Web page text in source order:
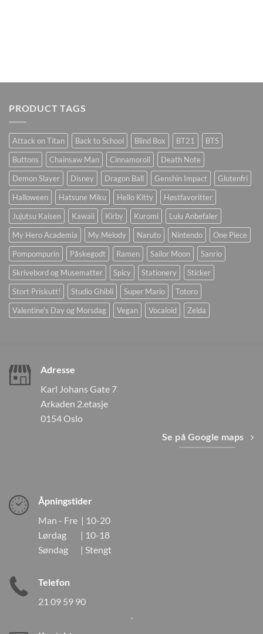
PRODUCT TAGS
Attack on Titan Back to School Blind Box BT21
BTS
Buttons
Chainsaw Man Cinnamoroll
Death Note
Demon Slayer
Disney Dragon Ball Genshin Impact
Glutenfri
Halloween
Hatsune Miku Hello Kitty
Høstfavoritter
Jujutsu Kaisen
Kawaii Kirby Kuromi
Lulu Anbefaler
My Hero Academia
My Melody Naruto Nintendo
One Piece
Pompompurin
Påskegodt Ramen Sailor Moon
Sanrio
Skrivebord og Musematter
Spicy Stationery
Sticker
Stort Priskutt!
Studio Ghibli Super Mario
Totoro
Valentine's Day og Morsdag
Vegan Vocaloid Zelda
Adresse
Karl Johans Gate 7
Arkaden 2.etasje
0154 Oslo
Se på Google maps
Åpningstider
Man - Fre | 10-20
Lørdag | 10-18
Søndag | Stengt
Telefon
21 09 59 90